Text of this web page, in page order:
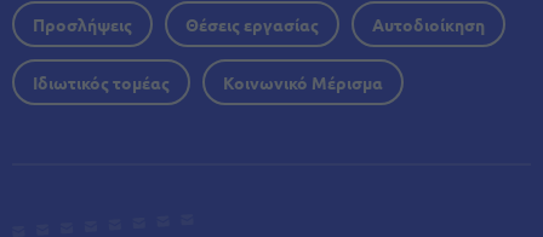
Προσλήψεις Θέσεις εργασίας Αυτοδιοίκηση
Ιδιωτικός τομέας Κοινωνικό Μέρισμα